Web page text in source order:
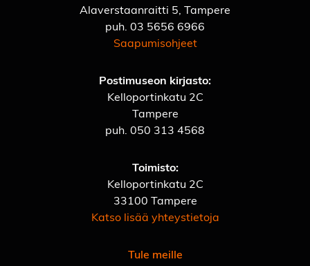
Alaverstaanraitti 5, Tampere
puh. 03 5656 6966
Saapumisohjeet
Postimuseon kirjasto:
Kelloportinkatu 2C
Tampere
puh. 050 313 4568
Toimisto:
Kelloportinkatu 2C
33100 Tampere
Katso lisää yhteystietoja
Tule meille